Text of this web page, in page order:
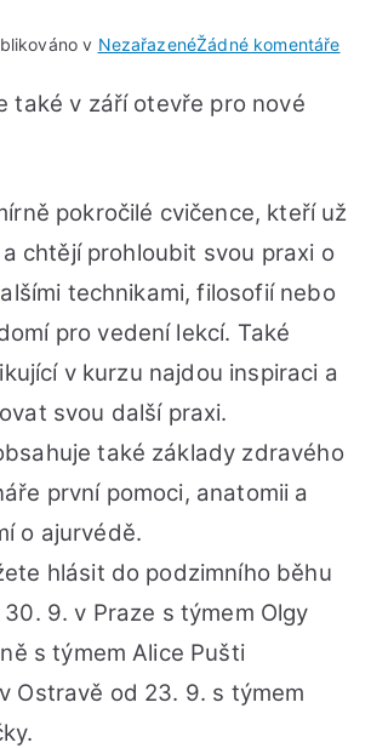
v NezařazenéŽádné komentářeu
v
také v září otevře pro nové
pokročilé cvičence, kteří už
chtějí prohloubit svou praxi o
technikami, filosofií nebo
pro vedení lekcí. Také
v kurzu najdou inspiraci a
svou další praxi.
také základy zdravého
první pomoci, anatomii a
o ajurvédě.
hlásit do podzimního běhu
9. v Praze s týmem Olgy
s týmem Alice Pušti
Ostravě od 23. 9. s týmem